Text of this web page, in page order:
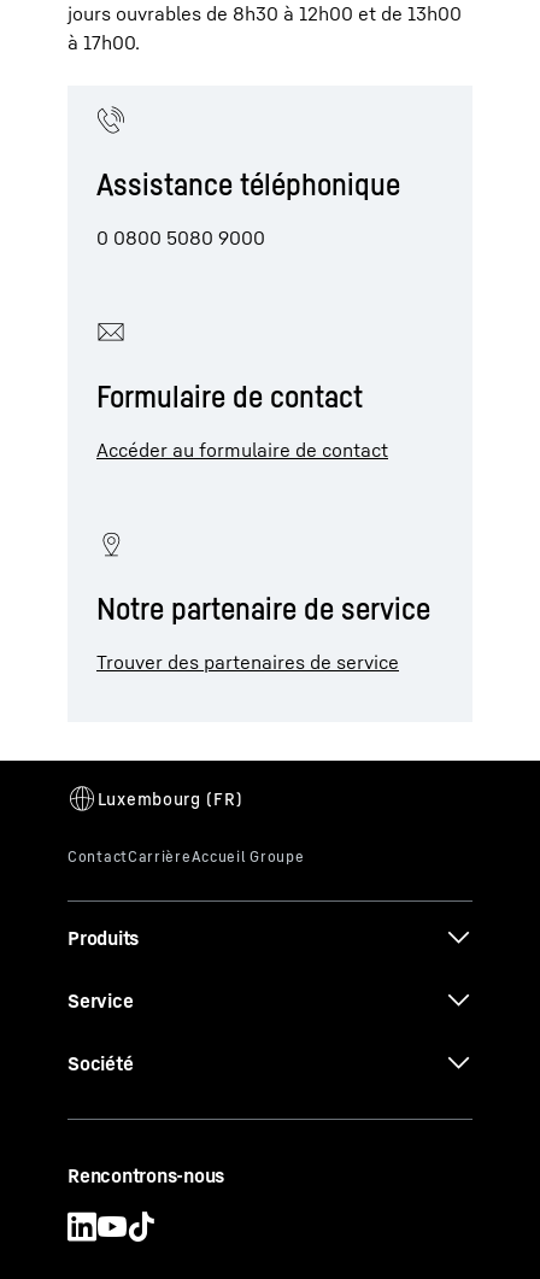
jours ouvrables de 8h30 à 12h00 et de 13h00
à 17h00.
Assistance téléphonique
0 0800 5080 9000
Formulaire de contact
Accéder au formulaire de contact
Notre partenaire de service
Trouver des partenaires de service
Produits
Service
Société
Rencontrons-nous